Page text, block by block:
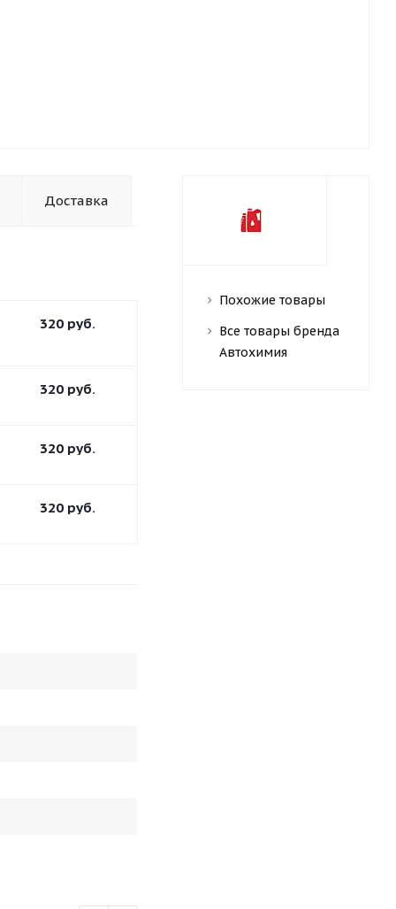
Доставка
320руб.
320руб.
320руб.
320руб.
Похожие товары
Все товары бренда
Автохимия